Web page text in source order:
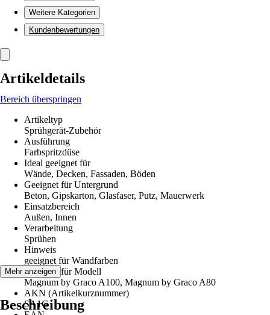
Weitere Kategorien
Kundenbewertungen
Artikeldetails
Bereich überspringen
Artikeltyp
Sprühgerät-Zubehör
Ausführung
Farbspritzdüse
Ideal geeignet für
Wände, Decken, Fassaden, Böden
Geeignet für Untergrund
Beton, Gipskarton, Glasfaser, Putz, Mauerwerk
Einsatzbereich
Außen, Innen
Verarbeitung
Sprühen
Hinweis
geeignet für Wandfarben
Geeignet für Modell
Magnum by Graco A100, Magnum by Graco A80
AKN (Artikelkurznummer)
SA1G
Mehr anzeigen
Beschreibung